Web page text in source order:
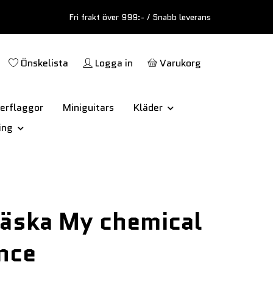
Fri frakt över 999:- / Snabb leverans
Önskelista Logga in Varukorg
Miniguitars
Kläder
My chemical